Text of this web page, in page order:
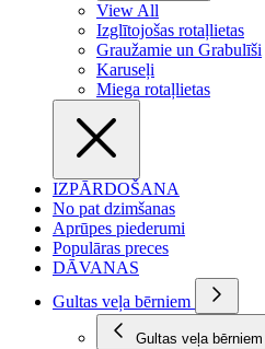
View All
Izglītojošas rotaļlietas
Graužamie un Grabulīši
Karuseļi
Miega rotaļlietas
IZPĀRDOŠANA
No pat dzimšanas
Aprūpes piederumi
Populāras preces
DĀVANAS
Gultas veļa bērniem
Gultas veļa bērniem